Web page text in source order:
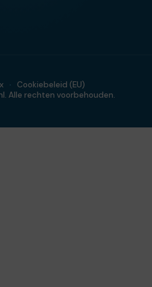
Alle rechten voorbehouden.
Cookiebeleid (EU)